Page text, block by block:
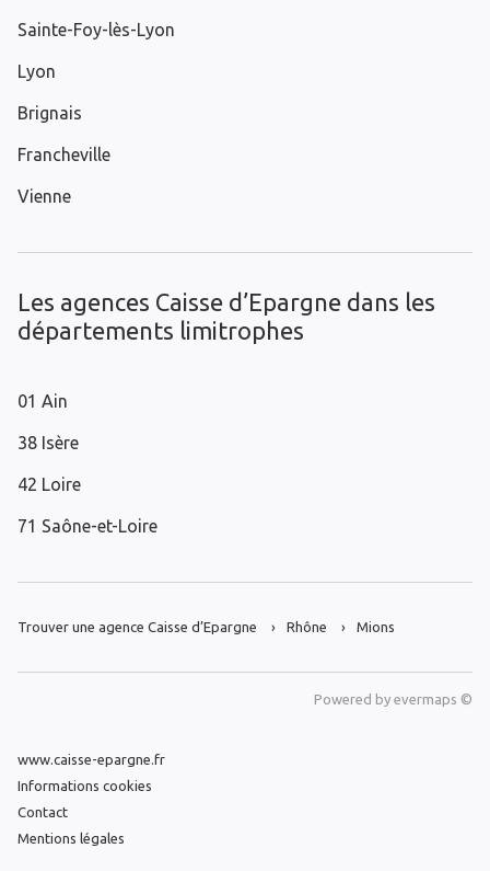
Sainte-Foy-lès-Lyon
Lyon
Brignais
Francheville
Vienne
Les agences Caisse d’Epargne dans les
départements limitrophes
01 Ain
38 Isère
42 Loire
71 Saône-et-Loire
Trouver une agence Caisse d’Epargne Rhône Mions
Powered by evermaps ©
www.caisse-epargne.fr
Informations cookies
Contact
Mentions légales